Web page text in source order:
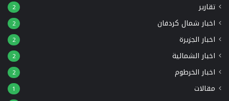
تقارير 2
اخبار شمال كردفان 2
اخبار الجزيرة 2
اخبار الشمالية 2
اخبار الخرطوم 2
مقالات 1